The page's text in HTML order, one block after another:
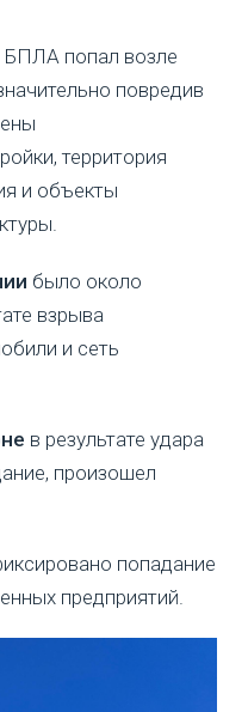
БПЛА попал возле
повредив
территория
и объекты
было около
взрыва
и сеть
в результате удара
произошел
попадание
предприятий.